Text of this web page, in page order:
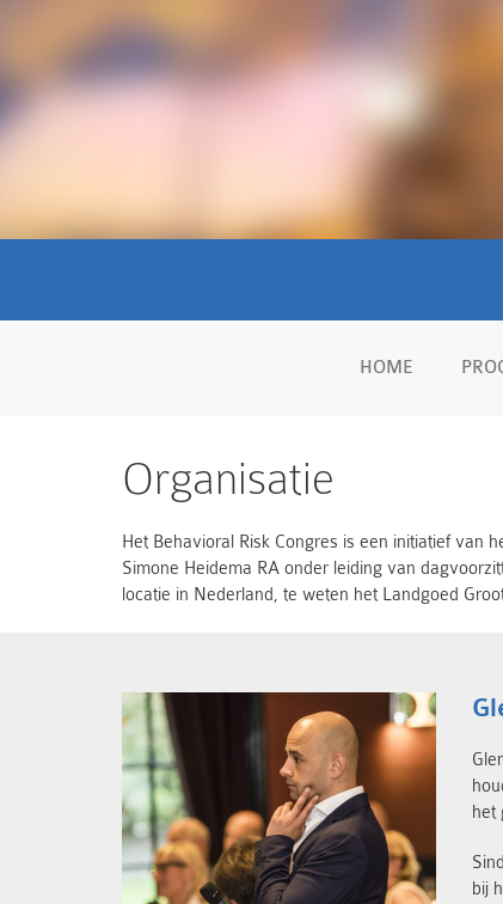
HOME
Organisatie
Het Behavioral Risk Congres is een initiatief van
Simone Heidema RA onder leiding van
locatie in Nederland, te weten het Landgoed
het
bij